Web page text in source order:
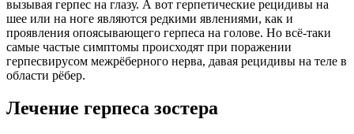
вызывая герпес на глазу. А вот герпетические рецидивы на
шее или на ноге являются редкими явлениями, как и
проявления опоясывающего герпеса на голове. Но всё-таки
самые частые симптомы происходят при поражении
герпесвирусом межрёберного нерва, давая рецидивы на теле в
области рёбер.
Лечение герпеса зостера